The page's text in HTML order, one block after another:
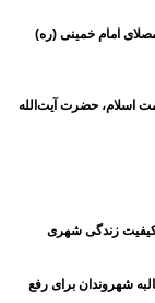
امام خمینی (ره)
اسلام، حضرت آیت‌الله
کیفیت زندگی شهری
شهروندان برای رفع